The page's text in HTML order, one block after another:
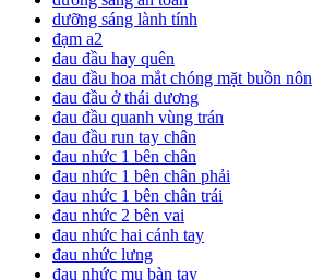
dưỡng sáng lành tính
đạm a2
đau đầu hay quên
đau đầu hoa mắt chóng mặt buồn nôn
đau đầu ở thái dương
đau đầu quanh vùng trán
đau đầu run tay chân
đau nhức 1 bên chân
đau nhức 1 bên chân phải
đau nhức 1 bên chân trái
đau nhức 2 bên vai
đau nhức hai cánh tay
đau nhức lưng
đau nhức mu bàn tay